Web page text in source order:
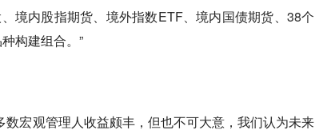
境内股指期货、境外指数ETF、境内国债期货、38个
构建组合。”
宏观管理人收益颇丰，但也不可大意，我们认为未来